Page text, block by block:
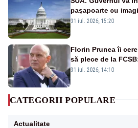
paşapoarte cu
începând cu 8
31 iul. 2026, 15:20
Florin Prunea îi
să plece de la
învârtindu-te!”
31 iul. 2026, 14:10
CATEGORII POPULARE
Actualitate